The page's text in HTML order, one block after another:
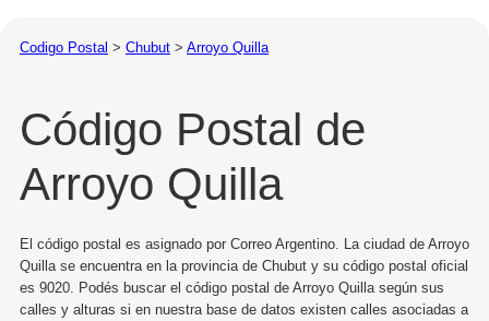
Codigo Postal > Chubut > Arroyo Quilla
Código Postal de
Arroyo Quilla
El código postal es asignado por Correo Argentino. La ciudad de Arroyo
Quilla se encuentra en la provincia de Chubut y su código postal oficial
es 9020. Podés buscar el código postal de Arroyo Quilla según sus
calles y alturas si en nuestra base de datos existen calles asociadas a